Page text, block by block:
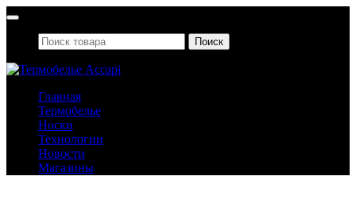
Поиск
Главная
Термобелье
Носки
Технологии
Новости
Магазины